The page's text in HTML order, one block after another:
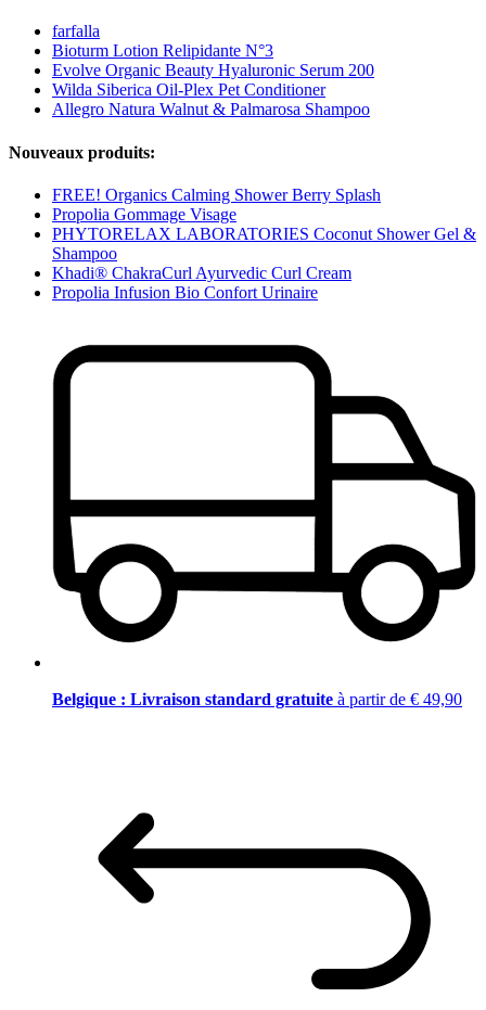
farfalla
Bioturm Lotion Relipidante N°3
Evolve Organic Beauty Hyaluronic Serum 200
Wilda Siberica Oil-Plex Pet Conditioner
Allegro Natura Walnut & Palmarosa Shampoo
Nouveaux produits:
FREE! Organics Calming Shower Berry Splash
Propolia Gommage Visage
PHYTORELAX LABORATORIES Coconut Shower Gel &
Shampoo
Khadi® ChakraCurl Ayurvedic Curl Cream
Propolia Infusion Bio Confort Urinaire
Belgique : Livraison standard gratuite à partir de € 49,90